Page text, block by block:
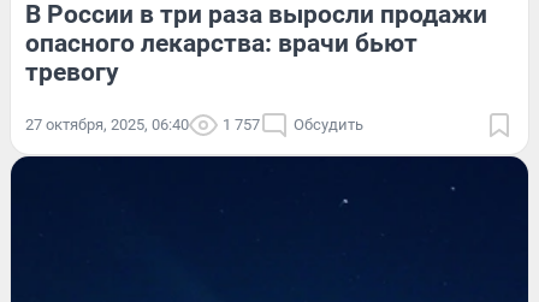
В России в три раза выросли продажи
опасного лекарства: врачи бьют
тревогу
27 октября, 2025, 06:40 1 757 Обсудить